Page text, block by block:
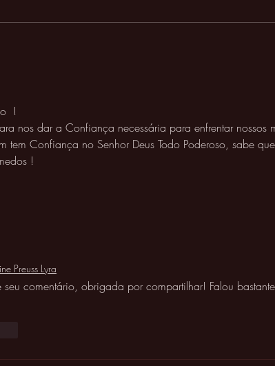
!
nos dar a Confiança necessária para enfrentar nossos
tem Confiança no Senhor Deus Todo Poderoso, sabe
!
Preuss Lyra
seu comentário, obrigada por compartilhar! Falou